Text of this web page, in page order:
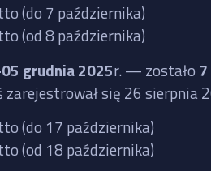
(do 7 października)
(od 8 października)
grudnia 2025r. — zostało
się 26 sierpnia
(do 17 października)
(od 18 października)